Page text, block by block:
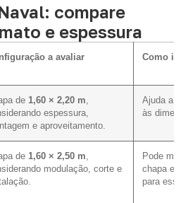
compare
e espessura
a avaliar Como
de 1,60 × 2,20 m
espessura,
e aproveitamento.
Ajuda a
às
de 1,60 × 2,50 m
modulação, corte e
Pode
chapa em
para essa